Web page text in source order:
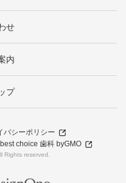
せ
内
プ
バシーポリシー
best choice 歯科 byGMO
Rights reserved.